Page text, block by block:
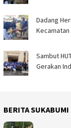
Dadang
Kecamatan
Sambut
Gerakan
BERITA SUKABUMI